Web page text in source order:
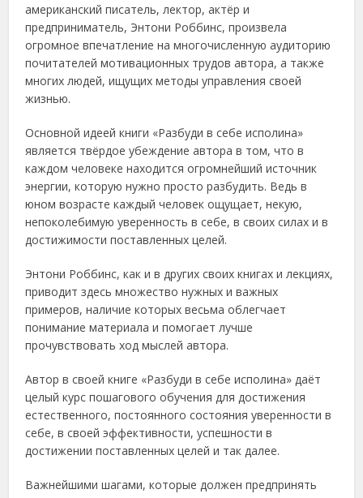
американский писатель, лектор, актёр и
предприниматель, Энтони Роббинс, произвела
огромное впечатление на многочисленную аудиторию
почитателей мотивационных трудов автора, а также
многих людей, ищущих методы управления своей
жизнью.
Основной идеей книги «Разбуди в себе исполина»
является твёрдое убеждение автора в том, что в
каждом человеке находится огромнейший источник
энергии, которую нужно просто разбудить. Ведь в
юном возрасте каждый человек ощущает, некую,
непоколебимую уверенность в себе, в своих силах и в
достижимости поставленных целей.
Энтони Роббинс, как и в других своих книгах и лекциях,
приводит здесь множество нужных и важных
примеров, наличие которых весьма облегчает
понимание материала и помогает лучше
прочувствовать ход мыслей автора.
Автор в своей книге «Разбуди в себе исполина» даёт
целый курс пошагового обучения для достижения
естественного, постоянного состояния уверенности в
себе, в своей эффективности, успешности в
достижении поставленных целей и так далее.
Важнейшими шагами, которые должен предпринять